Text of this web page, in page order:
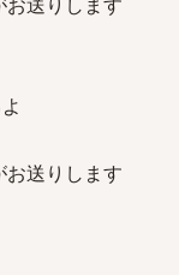
送りします